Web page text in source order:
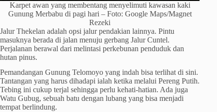
Karpet awan yang membentang menyelimuti kawasan kaki
Gunung Merbabu di pagi hari – Foto: Google Maps/Magnet
Rezeki
Jalur Thekelan adalah opsi jalur pendakian lainnya. Pintu
masuknya berada di jalan menuju gerbang Jalur Cuntel.
Perjalanan berawal dari melintasi perkebunan penduduk dan
hutan pinus.
Pemandangan Gunung Telomoyo yang indah bisa terlihat di sini.
Tantangan yang harus dihadapi ialah ketika melalui Pereng Putih.
Tebing ini cukup terjal sehingga perlu kehati-hatian. Ada juga
Watu Gubug, sebuah batu dengan lubang yang bisa menjadi
tempat berlindung.